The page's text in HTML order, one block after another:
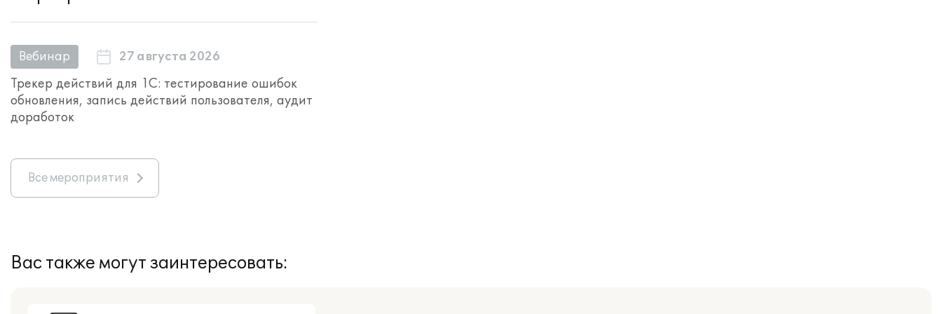
Вебинар 27 августа 2026
Трекер действий для 1С: тестирование ошибок
обновления, запись действий пользователя, аудит
доработок
Все мероприятия
Вас также могут заинтересовать: